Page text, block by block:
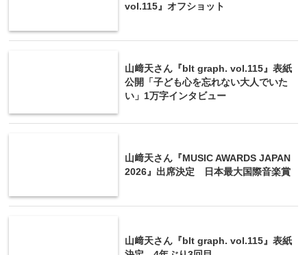
vol.115』オフショット
山﨑天さん『blt graph. vol.115』表紙
公開「子ども心を忘れない大人でいた
い」1万字インタビュー
山﨑天さん『MUSIC AWARDS JAPAN
2026』出席決定 日本最大国際音楽賞
山﨑天さん『blt graph. vol.115』表紙